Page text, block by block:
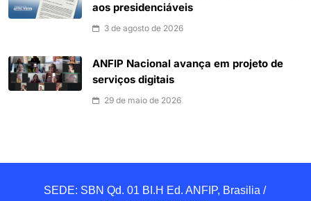
aos presidenciáveis
3 de agosto de 2026
ANFIP Nacional avança em projeto de
serviços digitais
29 de maio de 2026
SEDE: SBN Qd. 01 BI.H Ed. ANFIP, Brasilia /